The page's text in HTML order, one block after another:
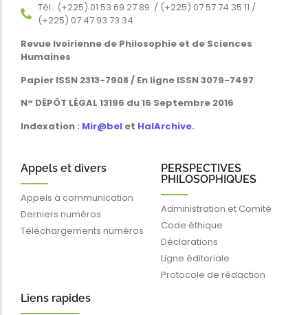
Tél : (+225) 01 53 69 27 89 / (+225) 07 57 74 35 11 /
(+225) 07 47 93 73 34
Revue Ivoirienne de Philosophie et de Sciences
Humaines
Papier ISSN 2313-7908 / En ligne ISSN 3079-7497
N° DÉPÔT LÉGAL 13196 du 16 Septembre 2016
Indexation : Mir@bel et HalArchive.
Appels et divers
Appels à communication
Derniers numéros
Téléchargements numéros
PERSPECTIVES
PHILOSOPHIQUES
Administration et Comité
Code éthique
Déclarations
Ligne éditoriale
Protocole de rédaction
Liens rapides